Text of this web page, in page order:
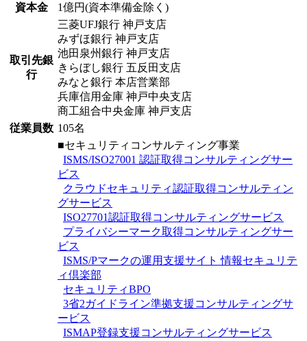
資本金 1億円(資本準備金除く)
取引先銀
行
三菱UFJ銀行 神戸支店
みずほ銀行 神戸支店
池田泉州銀行 神戸支店
きらぼし銀行 五反田支店
みなと銀行 本店営業部
兵庫信用金庫 神戸中央支店
商工組合中央金庫 神戸支店
従業員数 105名
■セキュリティコンサルティング事業
ISMS/ISO27001 認証取得コンサルティングサー
ビス
クラウドセキュリティ認証取得コンサルティン
グサービス
ISO27701認証取得コンサルティングサービス
プライバシーマーク取得コンサルティングサー
ビス
ISMS/Pマークの運用支援サイト 情報セキュリテ
ィ倶楽部
セキュリティBPO
3省2ガイドライン準拠支援コンサルティングサ
ービス
ISMAP登録支援コンサルティングサービス